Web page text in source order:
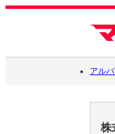
アル
株